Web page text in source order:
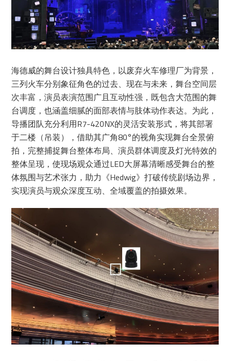
海德威的舞台设计独具特色，以废弃火车修理厂为背景，
三列火车分别象征角色的过去、现在与未来，舞台空间层
次丰富，演员表演范围广且互动性强，既包含大范围的舞
台调度，也涵盖细腻的面部表情与肢体动作表达。为此，
导播团队充分利用R7-420NX的灵活安装形式，将其部署
于二楼（吊装），借助其广角80°的视角实现舞台全景俯
拍，完整捕捉舞台整体布局、演员群体调度及灯光特效的
整体呈现，使现场观众通过LED大屏幕清晰感受舞台的整
体氛围与艺术张力，助力《Hedwig》打破传统剧场边界，
实现演员与观众深度互动、全域覆盖的拍摄效果。